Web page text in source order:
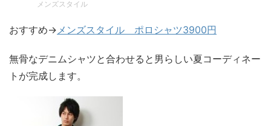
メンズスタイル
おすすめ→メンズスタイル ポロシャツ3900円
無骨なデニムシャツと合わせると男らしい夏コーディネー
トが完成します。